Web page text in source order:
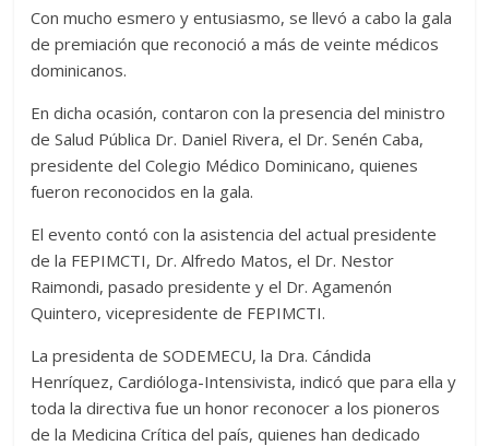
Con mucho esmero y entusiasmo, se llevó a cabo la gala
de premiación que reconoció a más de veinte médicos
dominicanos.
En dicha ocasión, contaron con la presencia del ministro
de Salud Pública Dr. Daniel Rivera, el Dr. Senén Caba,
presidente del Colegio Médico Dominicano, quienes
fueron reconocidos en la gala.
El evento contó con la asistencia del actual presidente
de la FEPIMCTI, Dr. Alfredo Matos, el Dr. Nestor
Raimondi, pasado presidente y el Dr. Agamenón
Quintero, vicepresidente de FEPIMCTI.
La presidenta de SODEMECU, la Dra. Cándida
Henríquez, Cardióloga-Intensivista, indicó que para ella y
toda la directiva fue un honor reconocer a los pioneros
de la Medicina Crítica del país, quienes han dedicado